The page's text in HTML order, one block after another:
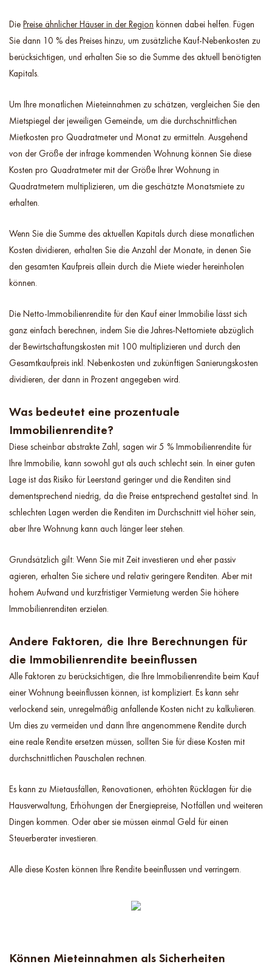
Die Preise ähnlicher Häuser in der Region können dabei helfen. Fügen
Sie dann 10 % des Preises hinzu, um zusätzliche Kauf-Nebenkosten zu
berücksichtigen, und erhalten Sie so die Summe des aktuell benötigten
Kapitals.
Um Ihre monatlichen Mieteinnahmen zu schätzen, vergleichen Sie den
Mietspiegel der jeweiligen Gemeinde, um die durchschnittlichen
Mietkosten pro Quadratmeter und Monat zu ermitteln. Ausgehend
von der Größe der infrage kommenden Wohnung können Sie diese
Kosten pro Quadratmeter mit der Größe Ihrer Wohnung in
Quadratmetern multiplizieren, um die geschätzte Monatsmiete zu
erhalten.
Wenn Sie die Summe des aktuellen Kapitals durch diese monatlichen
Kosten dividieren, erhalten Sie die Anzahl der Monate, in denen Sie
den gesamten Kaufpreis allein durch die Miete wieder hereinholen
können.
Die Netto-Immobilienrendite für den Kauf einer Immobilie lässt sich
ganz einfach berechnen, indem Sie die Jahres-Nettomiete abzüglich
der Bewirtschaftungskosten mit 100 multiplizieren und durch den
Gesamtkaufpreis inkl. Nebenkosten und zukünftigen Sanierungskosten
dividieren, der dann in Prozent angegeben wird.
Was bedeutet eine prozentuale
Immobilienrendite?
Diese scheinbar abstrakte Zahl, sagen wir 5 % Immobilienrendite für
Ihre Immobilie, kann sowohl gut als auch schlecht sein. In einer guten
Lage ist das Risiko für Leerstand geringer und die Renditen sind
dementsprechend niedrig, da die Preise entsprechend gestaltet sind. In
schlechten Lagen werden die Renditen im Durchschnitt viel höher sein,
aber Ihre Wohnung kann auch länger leer stehen.
Grundsätzlich gilt: Wenn Sie mit Zeit investieren und eher passiv
agieren, erhalten Sie sichere und relativ geringere Renditen. Aber mit
hohem Aufwand und kurzfristiger Vermietung werden Sie höhere
Immobilienrenditen erzielen.
Andere Faktoren, die Ihre Berechnungen für
die Immobilienrendite beeinflussen
Alle Faktoren zu berücksichtigen, die Ihre Immobilienrendite beim Kauf
einer Wohnung beeinflussen können, ist kompliziert. Es kann sehr
verlockend sein, unregelmäßig anfallende Kosten nicht zu kalkulieren.
Um dies zu vermeiden und dann Ihre angenommene Rendite durch
eine reale Rendite ersetzen müssen, sollten Sie für diese Kosten mit
durchschnittlichen Pauschalen rechnen.
Es kann zu Mietausfällen, Renovationen, erhöhten Rücklagen für die
Hausverwaltung, Erhöhungen der Energiepreise, Notfällen und weiteren
Dingen kommen. Oder aber sie müssen einmal Geld für einen
Steuerberater investieren.
Alle diese Kosten können Ihre Rendite beeinflussen und verringern.
Können Mieteinnahmen als Sicherheiten